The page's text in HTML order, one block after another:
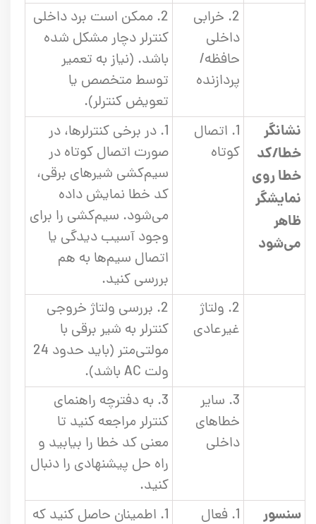
2. خرابی
داخلی
حافظه/
پردازنده
2. ممکن است برد داخلی
کنترلر دچار مشکل شده
باشد. (نیاز به تعمیر
توسط متخصص یا
تعویض کنترلر).
نشانگر
خطا/کد
خطا روی
نمایشگر
ظاهر
می‌شود
1. اتصال
کوتاه
1. در برخی کنترلرها، در
صورت اتصال کوتاه در
سیم‌کشی شیرهای برقی،
کد خطا نمایش داده
می‌شود. سیم‌کشی را برای
وجود آسیب دیدگی یا
اتصال سیم‌ها به هم
بررسی کنید.
2. ولتاژ
غیرعادی
2. بررسی ولتاژ خروجی
کنترلر به شیر برقی با
مولتی‌متر (باید حدود 24
ولت AC باشد).
3. سایر
خطاهای
داخلی
3. به دفترچه راهنمای
کنترلر مراجعه کنید تا
معنی کد خطا را بیابید و
راه حل پیشنهادی را دنبال
کنید.
سنسور 1. فعال 1. اطمینان حاصل کنید که